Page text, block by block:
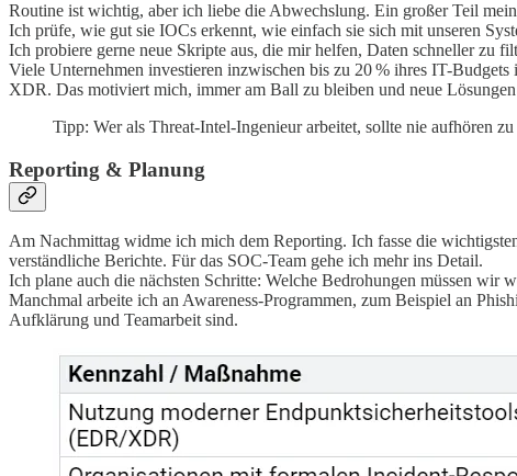
Routine ist wichtig, aber ich liebe die Abwechslung. Ein großer Teil
Ich prüfe, wie gut sie IOCs erkennt, wie einfach sie sich mit unseren
Ich probiere gerne neue Skripte aus, die mir helfen, Daten schneller zu
Viele Unternehmen investieren inzwischen bis zu 20 % ihres IT-
XDR. Das motiviert mich, immer am Ball zu bleiben und neue
Tipp: Wer als Threat-Intel-Ingenieur arbeitet, sollte nie aufhören
Reporting & Planung
Am Nachmittag widme ich mich dem Reporting. Ich fasse die
verständliche Berichte. Für das SOC-Team gehe ich mehr ins Detail.
Ich plane auch die nächsten Schritte: Welche Bedrohungen müssen wir
Manchmal arbeite ich an Awareness-Programmen, zum Beispiel an
Aufklärung und Teamarbeit sind.